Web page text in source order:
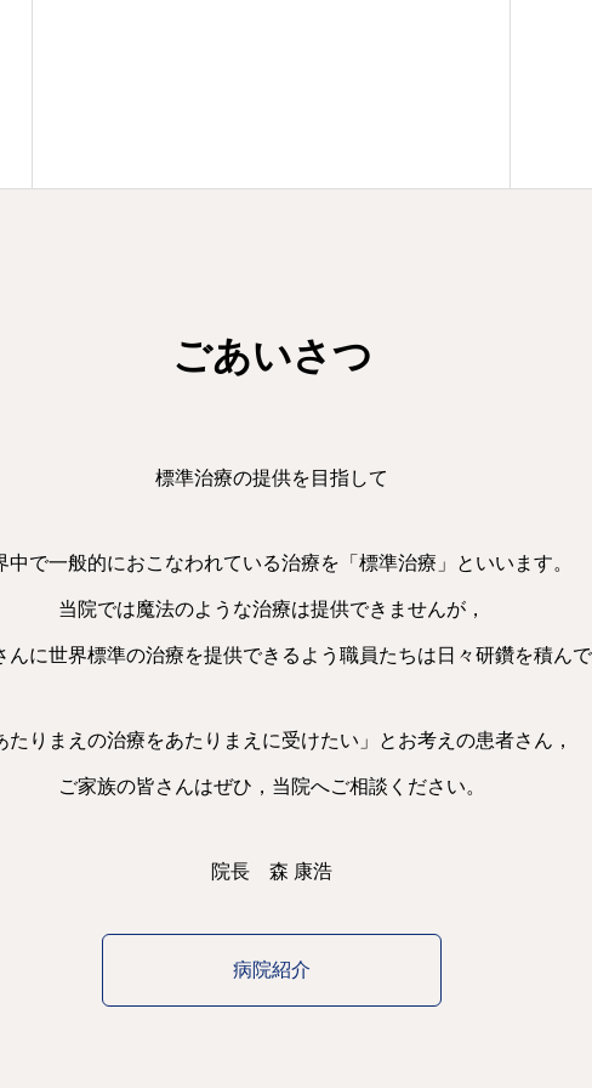
ごあいさつ
標準治療の提供を目指して
中で一般的におこなわれている治療を「標準治療」といいます。
当院では魔法のような治療は提供できませんが，
んに世界標準の治療を提供できるよう職員たちは日々研鑽を積んで
たりまえの治療をあたりまえに受けたい」とお考えの患者さん，
ご家族の皆さんはぜひ，当院へご相談ください。
院長 森 康浩
病院紹介